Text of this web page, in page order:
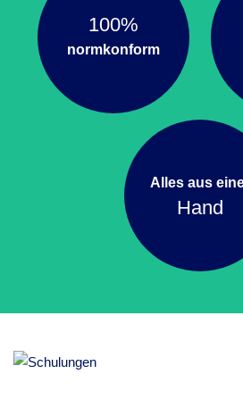
100%
normkonform
Alles aus
Hand